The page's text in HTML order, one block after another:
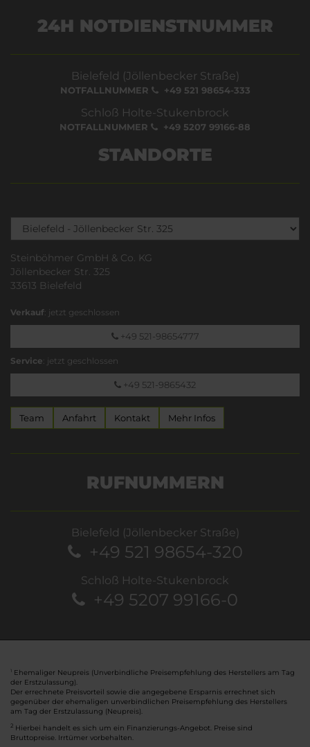
24H NOTDIENSTNUMMER
Bielefeld (Jöllenbecker Straße)
NOTFALLNUMMER +49 521 98654-333
Schloß Holte-Stukenbrock
NOTFALLNUMMER +49 5207 99166-88
STANDORTE
Steinböhmer GmbH & Co. KG
Jöllenbecker Str. 325
33613 Bielefeld
Verkauf: jetzt geschlossen
+49 521-98654777
Service: jetzt geschlossen
+49 521-9865432
Team Anfahrt Kontakt Mehr Infos
RUFNUMMERN
Bielefeld (Jöllenbecker Straße)
+49 521 98654-320
Schloß Holte-Stukenbrock
+49 5207 99166-0
Ehemaliger Neupreis (Unverbindliche Preisempfehlung des Herstellers am Tag
der Erstzulassung).
Der errechnete Preisvorteil sowie die angegebene Ersparnis errechnet sich
gegenüber der ehemaligen unverbindlichen Preisempfehlung des Herstellers
am Tag der Erstzulassung (Neupreis).
2 Hierbei handelt es sich um ein Finanzierungs-Angebot. Preise sind
Bruttopreise. Irrtümer vorbehalten.